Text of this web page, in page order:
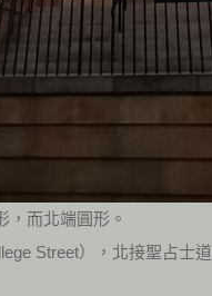
，而北端圓形。
Street），北接聖占士道